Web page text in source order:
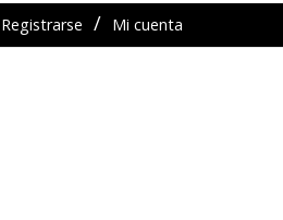
Registrarse Mi cuenta